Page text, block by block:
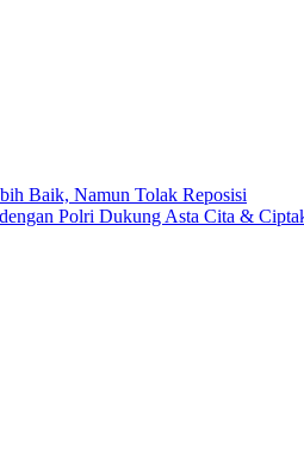
Baik, Namun Tolak Reposisi
Polri Dukung Asta Cita &